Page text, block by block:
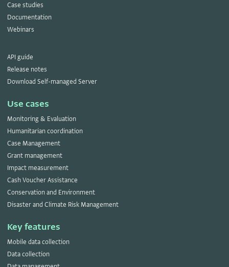
Case studies
Documentation
Webinars
API guide
Release notes
Download Self-managed Server
Use cases
Monitoring & Evaluation
Humanitarian coordination
Case Management
Grant management
Impact measurement
Cash Voucher Assistance
Conservation and Environment
Disaster and Climate Risk Management
Key features
Mobile data collection
Data collection